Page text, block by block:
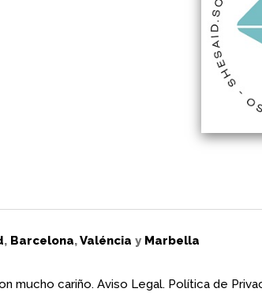
, Barcelona,Valéncia y Marbella
mucho cariño. Aviso Legal. Política de